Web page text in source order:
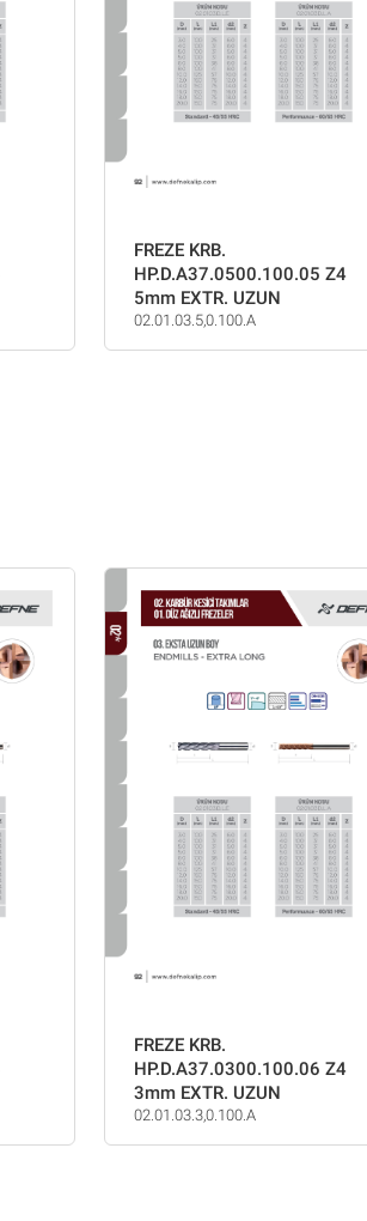
FREZE KRB.
HP.D.A37.0500.100.05 Z4
5mm EXTR. UZUN
02.01.03.5,0.100.A
FREZE KRB.
HP.D.A37.0300.100.06 Z4
3mm EXTR. UZUN
02.01.03.3,0.100.A